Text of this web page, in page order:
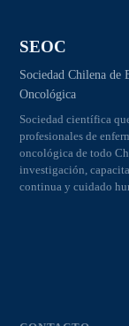
SEOC
Sociedad Chilena de
Oncológica
Sociedad científica
profesionales de
oncológica de todo
investigación,
continua y cuidado